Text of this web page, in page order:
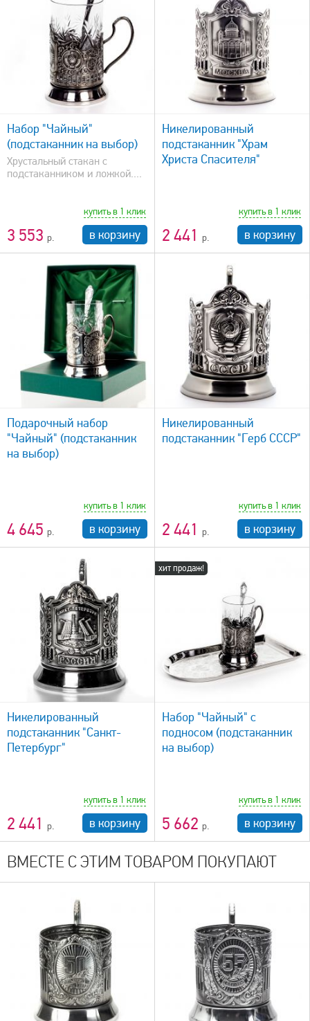
Набор "Чайный"
(подстаканник на выбор)
Хрустальный стакан с
подстаканником и ложкой....
3 553
купить в 1 клик
в корзину
быстрый просмотр
Никелированный
подстаканник "Храм
Христа Спасителя"
2 441
купить в 1 клик
в корзину
Подарочный набор
"Чайный" (подстаканник
на выбор)
4 645
купить в 1 клик
в корзину
быстрый просмотр
Никелированный
подстаканник "Герб СССР"
2 441
купить в 1 клик
в корзину
Никелированный
подстаканник "Санкт-
Петербург"
2 441
купить в 1 клик
в корзину
хит продаж!
быстрый просмотр
Набор "Чайный" с
подносом (подстаканник
на выбор)
5 662
купить в 1 клик
в корзину
ВМЕСТЕ С ЭТИМ ТОВАРОМ ПОКУПАЮТ